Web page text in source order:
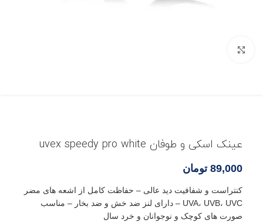
عینک اسکی و طوفان uvex speedy pro white
89,000 تومان
کنتراست و شفافیت دید عالی – حفاظت کامل از اشعه های مضر
UVA، UVB، UVC – دارای لنز ضد خش و ضد بخار – مناسب
صورت های کوچک و نوجوانان و خرد سال